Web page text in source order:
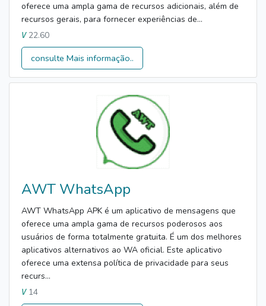
oferece uma ampla gama de recursos adicionais, além de
recursos gerais, para fornecer experiências de...
V22.60
consulte Mais informação..
AWT WhatsApp
AWT WhatsApp APK é um aplicativo de mensagens que
oferece uma ampla gama de recursos poderosos aos
usuários de forma totalmente gratuita. É um dos melhores
aplicativos alternativos ao WA oficial. Este aplicativo
oferece uma extensa política de privacidade para seus
recurs...
V14